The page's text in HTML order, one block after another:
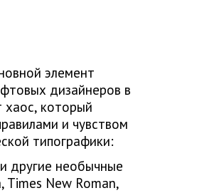
элемент
дизайнеров в
хаос, который
и чувством
типографики:
другие необычные
Times New Roman,